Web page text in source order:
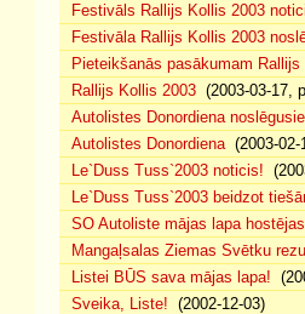
Festivāls Rallijs Kollis 2003
Festivāla Rallijs Kollis 2003
Pieteikšanās pasākumam
Rallijs Kollis 2003 (2003-03-17,
Autolistes Donordiena
Autolistes Donordiena(2003-02-
Le`Duss Tuss`2003 noticis!
Le`Duss Tuss`2003 beidzot
SO Autoliste mājas lapa
Mangaļsalas Ziemas Svētku
Listei BŪS sava mājas lapa!
Sveika, Liste! (2002-12-03)